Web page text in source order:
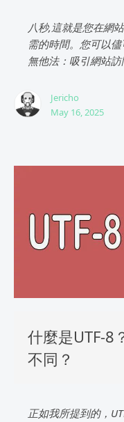
八秒,這就是您在網
需的時間。您可以
無他法：吸引網站訪
Jericho
May 16, 2025
什麼是UTF-8
不同？
正如我所提到的，